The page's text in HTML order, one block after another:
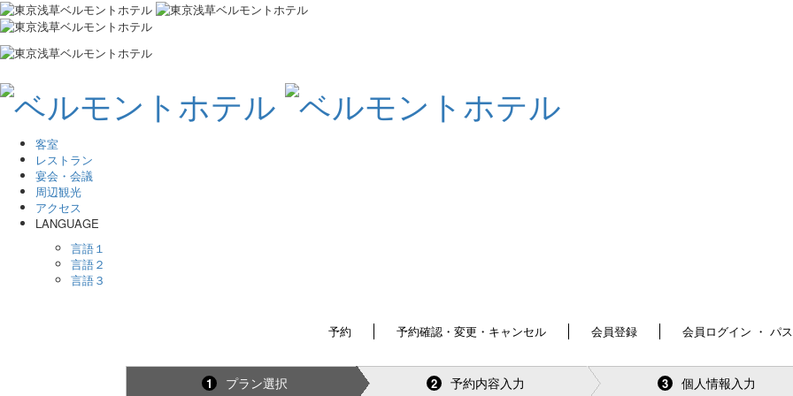
客室
レストラン
宴会・会議
周辺観光
アクセス
LANGUAGE
言語１
言語２
言語３
予約 予約確認・変更・キャンセル 会員登録 会員ログイン ・ パ
1 プラン選択 2 予約内容入力 3 個人情報入力